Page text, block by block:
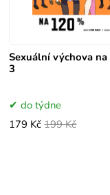
Sexuální výchova
3
do týdne
179 Kč 199 Kč